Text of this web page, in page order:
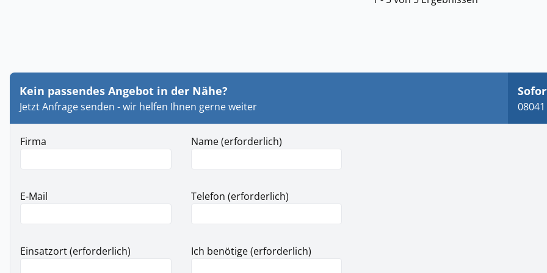
Kein passendes Angebot in der Nähe?
Jetzt Anfrage senden - wir helfen Ihnen gerne weiter
Firma Name (erforderlich)
E-Mail Telefon (erforderlich)
Einsatzort (erforderlich) Ich benötige (erforderlich)